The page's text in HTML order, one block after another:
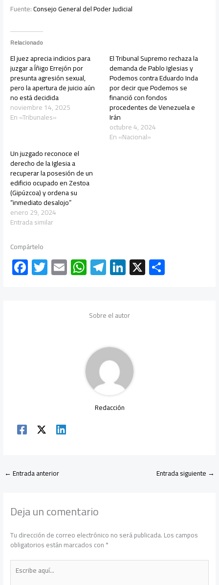
Fuente:Consejo General del Poder Judicial
Relacionado
El juez aprecia indicios para
juzgar a Íñigo Errejón por
presunta agresión sexual,
pero la apertura de juicio aún
no está decidida
noviembre 14, 2025
En «Tribunales»
El Tribunal Supremo rechaza la
demanda de Pablo Iglesias y
Podemos contra Eduardo Inda
por decir que Podemos se
financió con fondos
procedentes de Venezuela e
Irán
octubre 4, 2024
En «Nacional»
Un juzgado reconoce el
derecho de la Iglesia a
recuperar la posesión de un
edificio ocupado en Zestoa
(Gipúzcoa) y ordena su
“inmediato desalojo”
enero 29, 2024
Entrada similar
Compártelo
F
ac
T
wi
E
m
W
h
s
p
p
Te
le
a
Li
nk
dI
X
Sobre el autor
Redacción
←Entrada anterior Entrada siguiente →
Deja un comentario
Tu dirección de correo electrónico no será publicada.Los campos
obligatorios están marcados con*
Escribe
aquí...